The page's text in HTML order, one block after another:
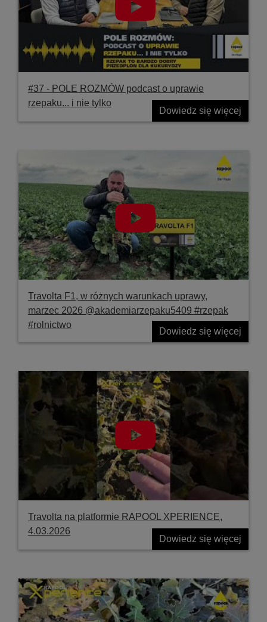
#37 ‐ POLE ROZMÓW podcast o uprawie
rzepaku... i nie tylko
Dowiedz się więcej
Travolta F1, w różnych warunkach uprawy,
marzec 2026 @akademiarzepaku5409 #rzepak
#rolnictwo
Dowiedz się więcej
Travolta na platformie RAPOOL XPERIENCE,
4.03.2026
Dowiedz się więcej